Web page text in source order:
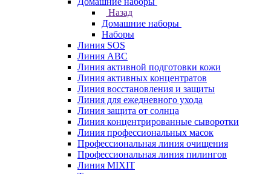
Назад
Домашние наборы
Наборы
Линия SOS
Линия АВС
Линия активной подготовки кожи
Линия активных концентратов
Линия восстановления и защиты
Линия для ежедневного ухода
Линия защита от солнца
Линия концентрированные сыворотки
Линия профессиональных масок
Профессиональная линия очищения
Профессиональная линия пилингов
Линия MIXIT